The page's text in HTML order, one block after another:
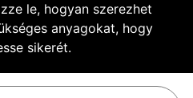
le, hogyan szerezhet
anyagokat, hogy
sikerét.